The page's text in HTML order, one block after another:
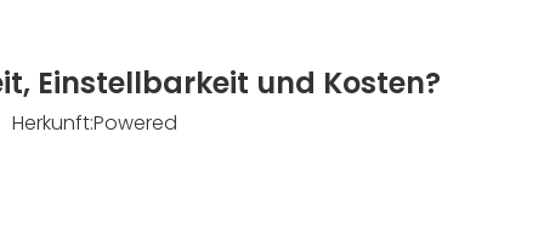
Einstellbarkeit und Kosten?
Powered